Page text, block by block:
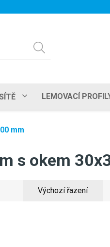
LEMOVACÍ
mm
s okem
Výchozí řazení